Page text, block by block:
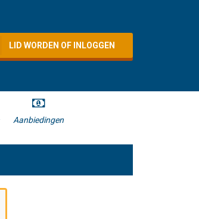
LID WORDEN OF INLOGGEN
Aanbiedingen